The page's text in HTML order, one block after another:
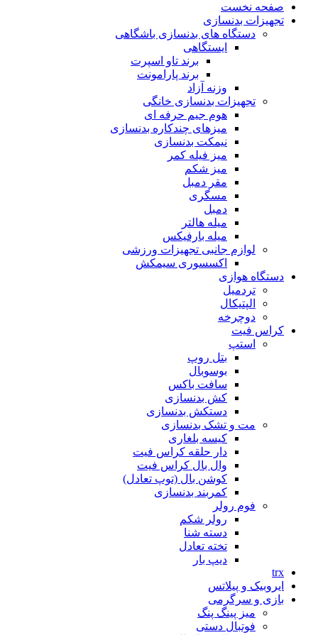
صفحه نخست
تجهیزات بدنسازی
دستگاه های بدنسازی باشگاهی
ایستگاهی
برند تاو اسپرت
برند پارامونت
وزنه آزاد
تجهیزات بدنسازی خانگی
هوم جیم حرفه ای
میزهای چندکاره بدنسازی
نیمکت بدنسازی
میز فیله کمر
میز شکم
مقر دمبل
مسگری
دمبل
میله هالتر
میله بارفیکس
لوازم جانبی تجهیزات ورزشی
اکسسوری سیمکش
دستگاه هوازی
تردمیل
الپتیکال
دوچرخه
کراس فیت
استپ
بتل روپ
بوسوبال
سافت باکس
کش بدنسازی
دستکش بدنسازی
مت و تشک بدنسازی
کیسه بلغاری
دار حلقه کراس فیت
وال بال کراس فیت
کوشن بال (توپ تعادل)
کمربند بدنسازی
فوم رولر
رولر شکم
دسته شنا
تخته تعادل
دیپ بار
trx
ایروبیک و پیلاتس
بازی و سرگرمی
میز پینگ پنگ
فوتبال دستی